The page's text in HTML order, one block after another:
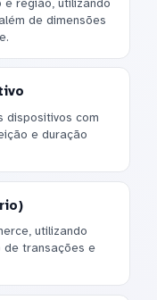
e região, utilizando
de dimensões
dispositivos com
e duração
utilizando
de transações e